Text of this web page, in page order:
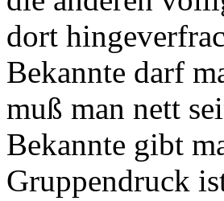
dort
Bekannte darf
muß man nett
Bekannte gibt
Gruppendruck